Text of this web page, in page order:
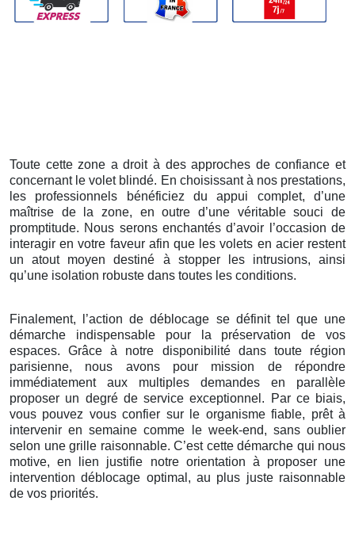
Toute cette zone a droit à des approches de confiance et
concernant le volet blindé. En choisissant à nos prestations,
les professionnels bénéficiez du appui complet, d’une
maîtrise de la zone, en outre d’une véritable souci de
promptitude. Nous serons enchantés d’avoir l’occasion de
interagir en votre faveur afin que les volets en acier restent
un atout moyen destiné à stopper les intrusions, ainsi
qu’une isolation robuste dans toutes les conditions.
Finalement, l’action de déblocage se définit tel que une
démarche indispensable pour la préservation de vos
espaces. Grâce à notre disponibilité dans toute région
parisienne, nous avons pour mission de répondre
immédiatement aux multiples demandes en parallèle
proposer un degré de service exceptionnel. Par ce biais,
vous pouvez vous confier sur le organisme fiable, prêt à
intervenir en semaine comme le week-end, sans oublier
selon une grille raisonnable. C’est cette démarche qui nous
motive, en lien justifie notre orientation à proposer une
intervention déblocage optimal, au plus juste raisonnable
de vos priorités.